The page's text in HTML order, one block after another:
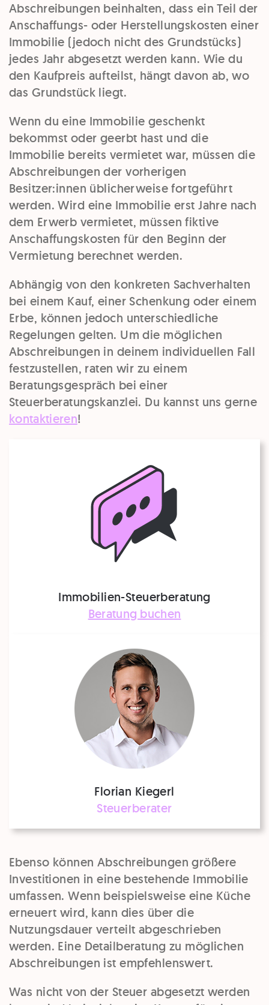
Abschreibungen beinhalten, dass ein Teil der
Anschaffungs- oder Herstellungskosten einer
Immobilie (jedoch nicht des Grundstücks)
jedes Jahr abgesetzt werden kann. Wie du
den Kaufpreis aufteilst, hängt davon ab, wo
das Grundstück liegt.
Wenn du eine Immobilie geschenkt
bekommst oder geerbt hast und die
Immobilie bereits vermietet war, müssen die
Abschreibungen der vorherigen
Besitzer:innen üblicherweise fortgeführt
werden. Wird eine Immobilie erst Jahre nach
dem Erwerb vermietet, müssen fiktive
Anschaffungskosten für den Beginn der
Vermietung berechnet werden.
Abhängig von den konkreten Sachverhalten
bei einem Kauf, einer Schenkung oder einem
Erbe, können jedoch unterschiedliche
Regelungen gelten. Um die möglichen
Abschreibungen in deinem individuellen Fall
festzustellen, raten wir zu einem
Beratungsgespräch bei einer
Steuerberatungskanzlei. Du kannst uns gerne
kontaktieren!
Immobilien-Steuerberatung
Beratung buchen
Florian Kiegerl
Steuerberater
Ebenso können Abschreibungen größere
Investitionen in eine bestehende Immobilie
umfassen. Wenn beispielsweise eine Küche
erneuert wird, kann dies über die
Nutzungsdauer verteilt abgeschrieben
werden. Eine Detailberatung zu möglichen
Abschreibungen ist empfehlenswert.
Was nicht von der Steuer abgesetzt werden